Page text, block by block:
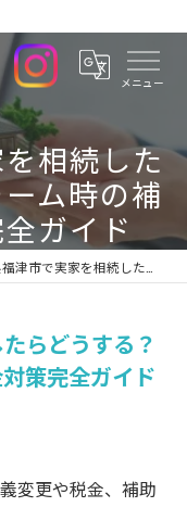
相続した
ム時の補
ガイド
を相続したらどうする？リフォーム時の補助金・税金対策完全ガイド
らどうする？
策完全ガイド
変更や税金、補助